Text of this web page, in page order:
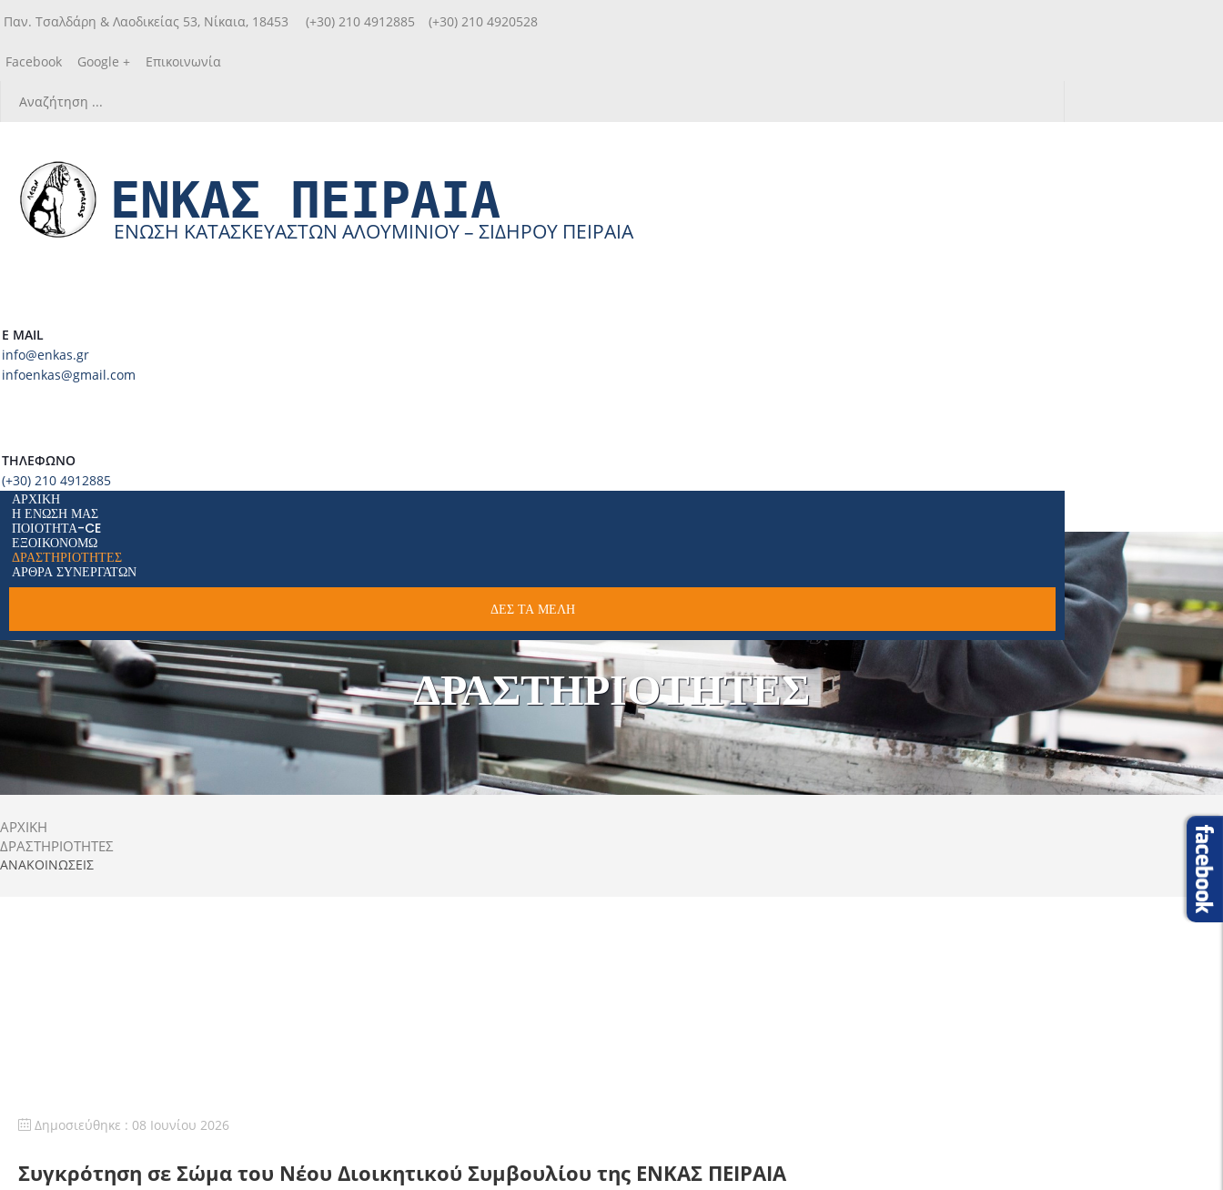
Παν. Τσαλδάρη & Λαοδικείας 53, Νίκαια, 18453 (+30) 210 4912885 (+30) 210 4920528
Facebook Google + Επικοινωνία
ΕΝΚΑΣ ΠΕΙΡΑΙΑ
ΕΝΩΣΗ ΚΑΤΑΣΚΕΥΑΣΤΩΝ ΑΛΟΥΜΙΝΙΟΥ – ΣΙΔΗΡΟΥ ΠΕΙΡΑΙΑ
E MAIL
info@enkas.gr
infoenkas@gmail.com
ΤΗΛΈΦΩΝΟ
(+30) 210 4912885
ΑΡΧΙΚΉ
Η ΈΝΩΣΗ ΜΑΣ
ΠΟΙΌΤΗΤΑ-CE
ΕΞΟΙΚΟΝΟΜΏ
ΔΡΑΣΤΗΡΙΌΤΗΤΕΣ
ΆΡΘΡΑ ΣΥΝΕΡΓΑΤΏΝ
ΔΕΣ ΤΑ ΜΕΛΗ
ΔΡΑΣΤΗΡΙΟΤΗΤΕΣ
ΑΡΧΙΚΗ
ΔΡΑΣΤΗΡΙΌΤΗΤΕΣ
ΑΝΑΚΟΙΝΏΣΕΙΣ
Δημοσιεύθηκε : 08 Ιουνίου 2026
Συγκρότηση σε Σώμα του Νέου Διοικητικού Συμβουλίου της ΕΝΚΑΣ ΠΕΙΡΑΙΑ